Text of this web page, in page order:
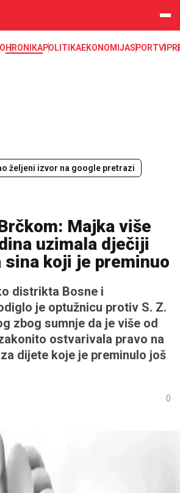
HRONIKAPOLITIKAEKONOMIJASPORTVIP
željeni izvor na google pretrazi
Majka više
uzimala dječiji
sina koji je preminuo
distrikta Bosne i
je optužnicu protiv S. Z.
zbog sumnje da je više od
ostvarivala pravo na
dijete koje je preminulo još
0